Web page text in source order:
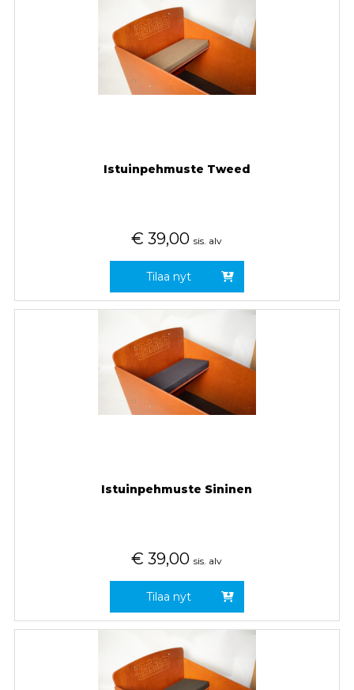
Istuinpehmuste Tweed
€ 39,00 sis. alv
Tilaa nyt
Istuinpehmuste Sininen
€ 39,00 sis. alv
Tilaa nyt